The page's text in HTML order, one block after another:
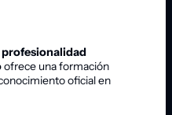
ofrece una formación
oficial en